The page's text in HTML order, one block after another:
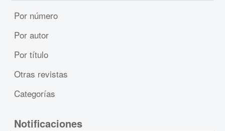
Por número
Por autor
Por título
Otras revistas
Categorías
Notificaciones